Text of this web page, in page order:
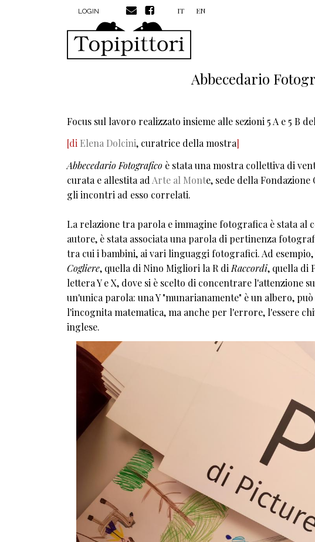
Salta al contenuto principale
MENU PROFILO UTENTE
LOGIN IT EN
Abbecedario
Focus sul lavoro realizzato insieme alle sezioni 5 A e 5 B
[di Elena Dolcini, curatrice della mostra]
Abbecedario Fotografico è stata una mostra collettiva di
curata e allestita ad Arte al Monte, sede della
gli incontri ad esso correlati.
La relazione tra parola e immagine fotografica è stata
autore, è stata associata una parola di pertinenza
tra cui i bambini, ai vari linguaggi fotografici. Ad
Cogliere, quella di Nino Migliori la R di Raccordi, quella di
lettera Y e X, dove si è scelto di concentrare l'attenzione
un'unica parola: una Y "munarianamente" è un albero,
l'incognita matematica, ma anche per l'errore, l'essere
inglese.